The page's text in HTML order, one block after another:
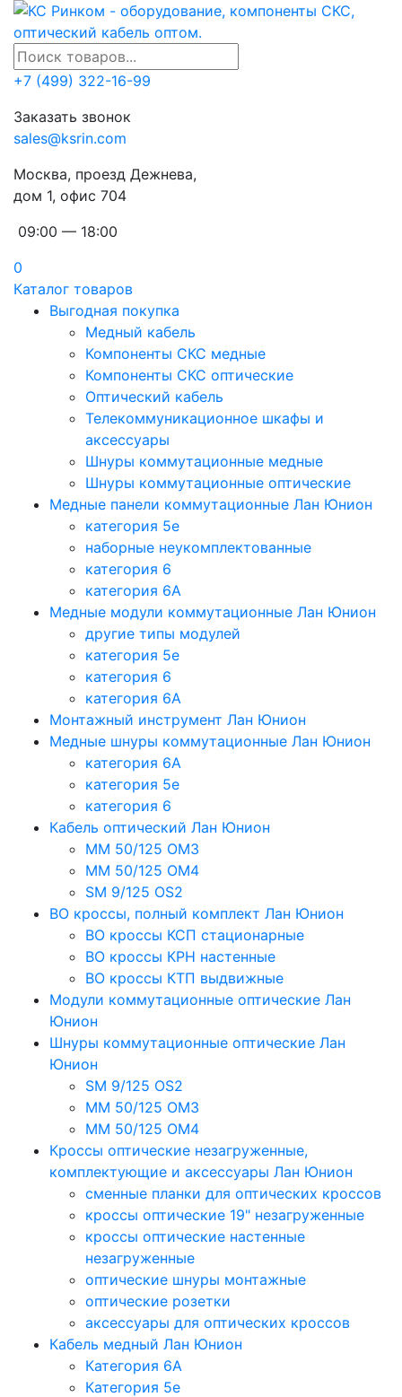
+7 (499) 322-16-99
Заказать звонок
sales@ksrin.com
Москва, проезд Дежнева,
дом 1, офис 704
09:00 — 18:00
0
Каталог товаров
Выгодная покупка
Медный кабель
Компоненты СКС медные
Компоненты СКС оптические
Оптический кабель
Телекоммуникационное шкафы и
аксессуары
Шнуры коммутационные медные
Шнуры коммутационные оптические
Медные панели коммутационные Лан Юнион
категория 5e
наборные неукомплектованные
категория 6
категория 6A
Медные модули коммутационные Лан Юнион
другие типы модулей
категория 5е
категория 6
категория 6A
Монтажный инструмент Лан Юнион
Медные шнуры коммутационные Лан Юнион
категория 6A
категория 5e
категория 6
Кабель оптический Лан Юнион
MM 50/125 OM3
MM 50/125 OM4
SM 9/125 OS2
ВО кроссы, полный комплект Лан Юнион
ВО кроссы КСП стационарные
ВО кроссы КРН настенные
ВО кроссы КТП выдвижные
Модули коммутационные оптические Лан
Юнион
Шнуры коммутационные оптические Лан
Юнион
SM 9/125 OS2
MM 50/125 OM3
MM 50/125 OM4
Кроссы оптические незагруженные,
комплектующие и аксессуары Лан Юнион
сменные планки для оптических кроссов
кроссы оптические 19" незагруженные
кроссы оптические настенные
незагруженные
оптические шнуры монтажные
оптические розетки
аксессуары для оптических кроссов
Кабель медный Лан Юнион
Категория 6A
Категория 5e